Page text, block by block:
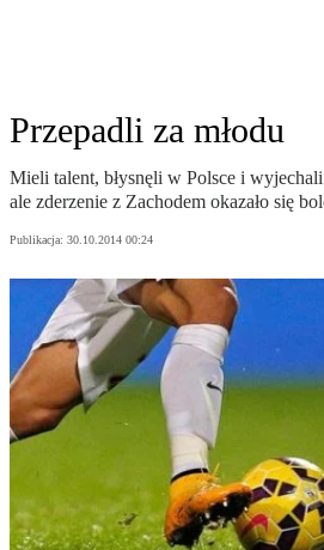
Przepadli za młodu
Mieli talent, błysnęli w Polsce i
ale zderzenie z Zachodem okazało się
Publikacja: 30.10.2014 00:24